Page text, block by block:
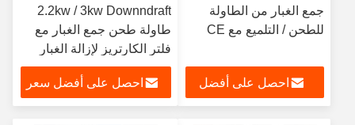
جمع الغبار من الطاولة
للطحن / التلميع مع CE
احصل على أفضل
2.2kw / 3kw Downndraft
طاولة طحن جمع الغبار مع
فلتر الكارتريز لإزالة الغبار
الصناعي
احصل على أفضل سعر